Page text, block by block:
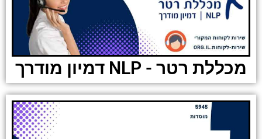
מכללת רטר - NLP דמיון מודרך